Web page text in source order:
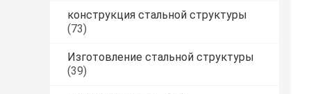
конструкция стальной структуры
(73)
Изготовление стальной структуры
(39)